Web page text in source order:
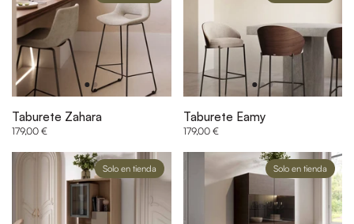
Taburete Zahara
179,00 €
Taburete Eamy
179,00 €
Solo en tienda Solo en tienda